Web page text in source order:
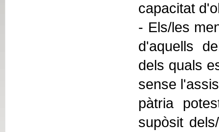
capacitat
- Els/les
d'aquells
dels quals
sense
pàtria
supòsit